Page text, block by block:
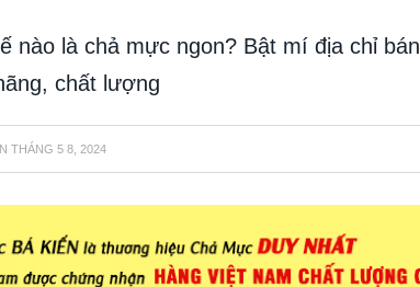
nào là chả mực ngon? Bật mí địa chỉ
chất lượng
THÁNG 5 8, 2024